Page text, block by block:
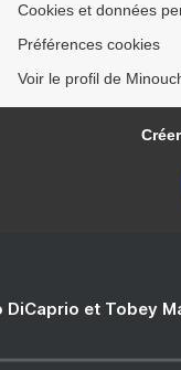
Cookies et données
Préférences cookies
Voir le profil de
DiCaprio et Tobey